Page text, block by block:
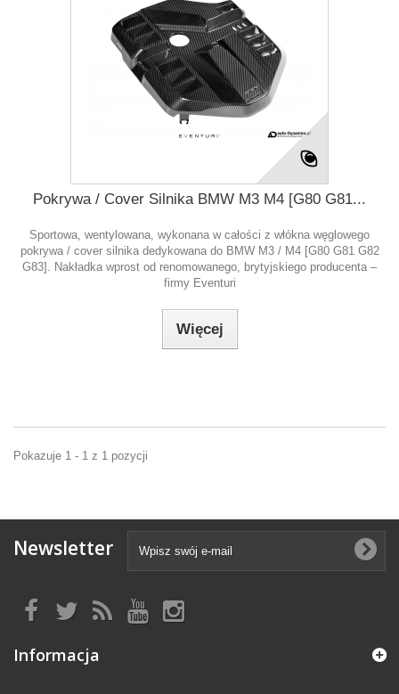
Pokrywa / Cover Silnika BMW M3 M4 [G80 G81...
Sportowa, wentylowana, wykonana w całości z włókna węglowego
pokrywa / cover silnika dedykowana do BMW M3 / M4 [G80 G81 G82
G83]. Nakładka wprost od renomowanego, brytyjskiego producenta –
firmy Eventuri
Więcej
Pokazuje 1 - 1 z 1 pozycji
Newsletter
Informacja